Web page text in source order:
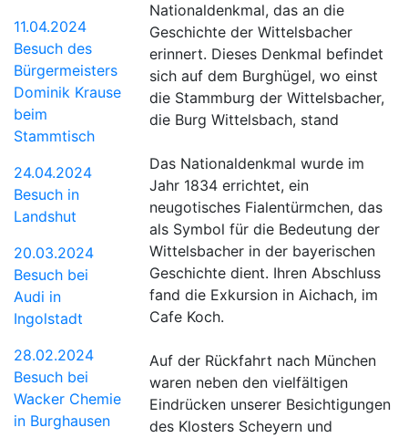
11.04.2024
Besuch des
Bürgermeisters
Dominik Krause
beim
Stammtisch
24.04.2024
Besuch in
Landshut
20.03.2024
Besuch bei
Audi in
Ingolstadt
28.02.2024
Besuch bei
Wacker Chemie
in Burghausen
Nationaldenkmal, das an die
Geschichte der Wittelsbacher
erinnert. Dieses Denkmal befindet
sich auf dem Burghügel, wo einst
die Stammburg der Wittelsbacher,
die Burg Wittelsbach, stand
Das Nationaldenkmal wurde im
Jahr 1834 errichtet, ein
neugotisches Fialentürmchen, das
als Symbol für die Bedeutung der
Wittelsbacher in der bayerischen
Geschichte dient. Ihren Abschluss
fand die Exkursion in Aichach, im
Cafe Koch.
Auf der Rückfahrt nach München
waren neben den vielfältigen
Eindrücken unserer Besichtigungen
des Klosters Scheyern und